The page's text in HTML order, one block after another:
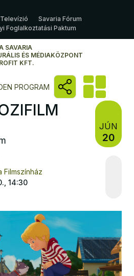
Savaria Fórum
Foglalkoztatási Paktum
SAVARIA
ÉS MÉDIAKÖZPONT
KFT.
megnyitása
PROGRAM
JÚN
20
Filmszínház
14:30